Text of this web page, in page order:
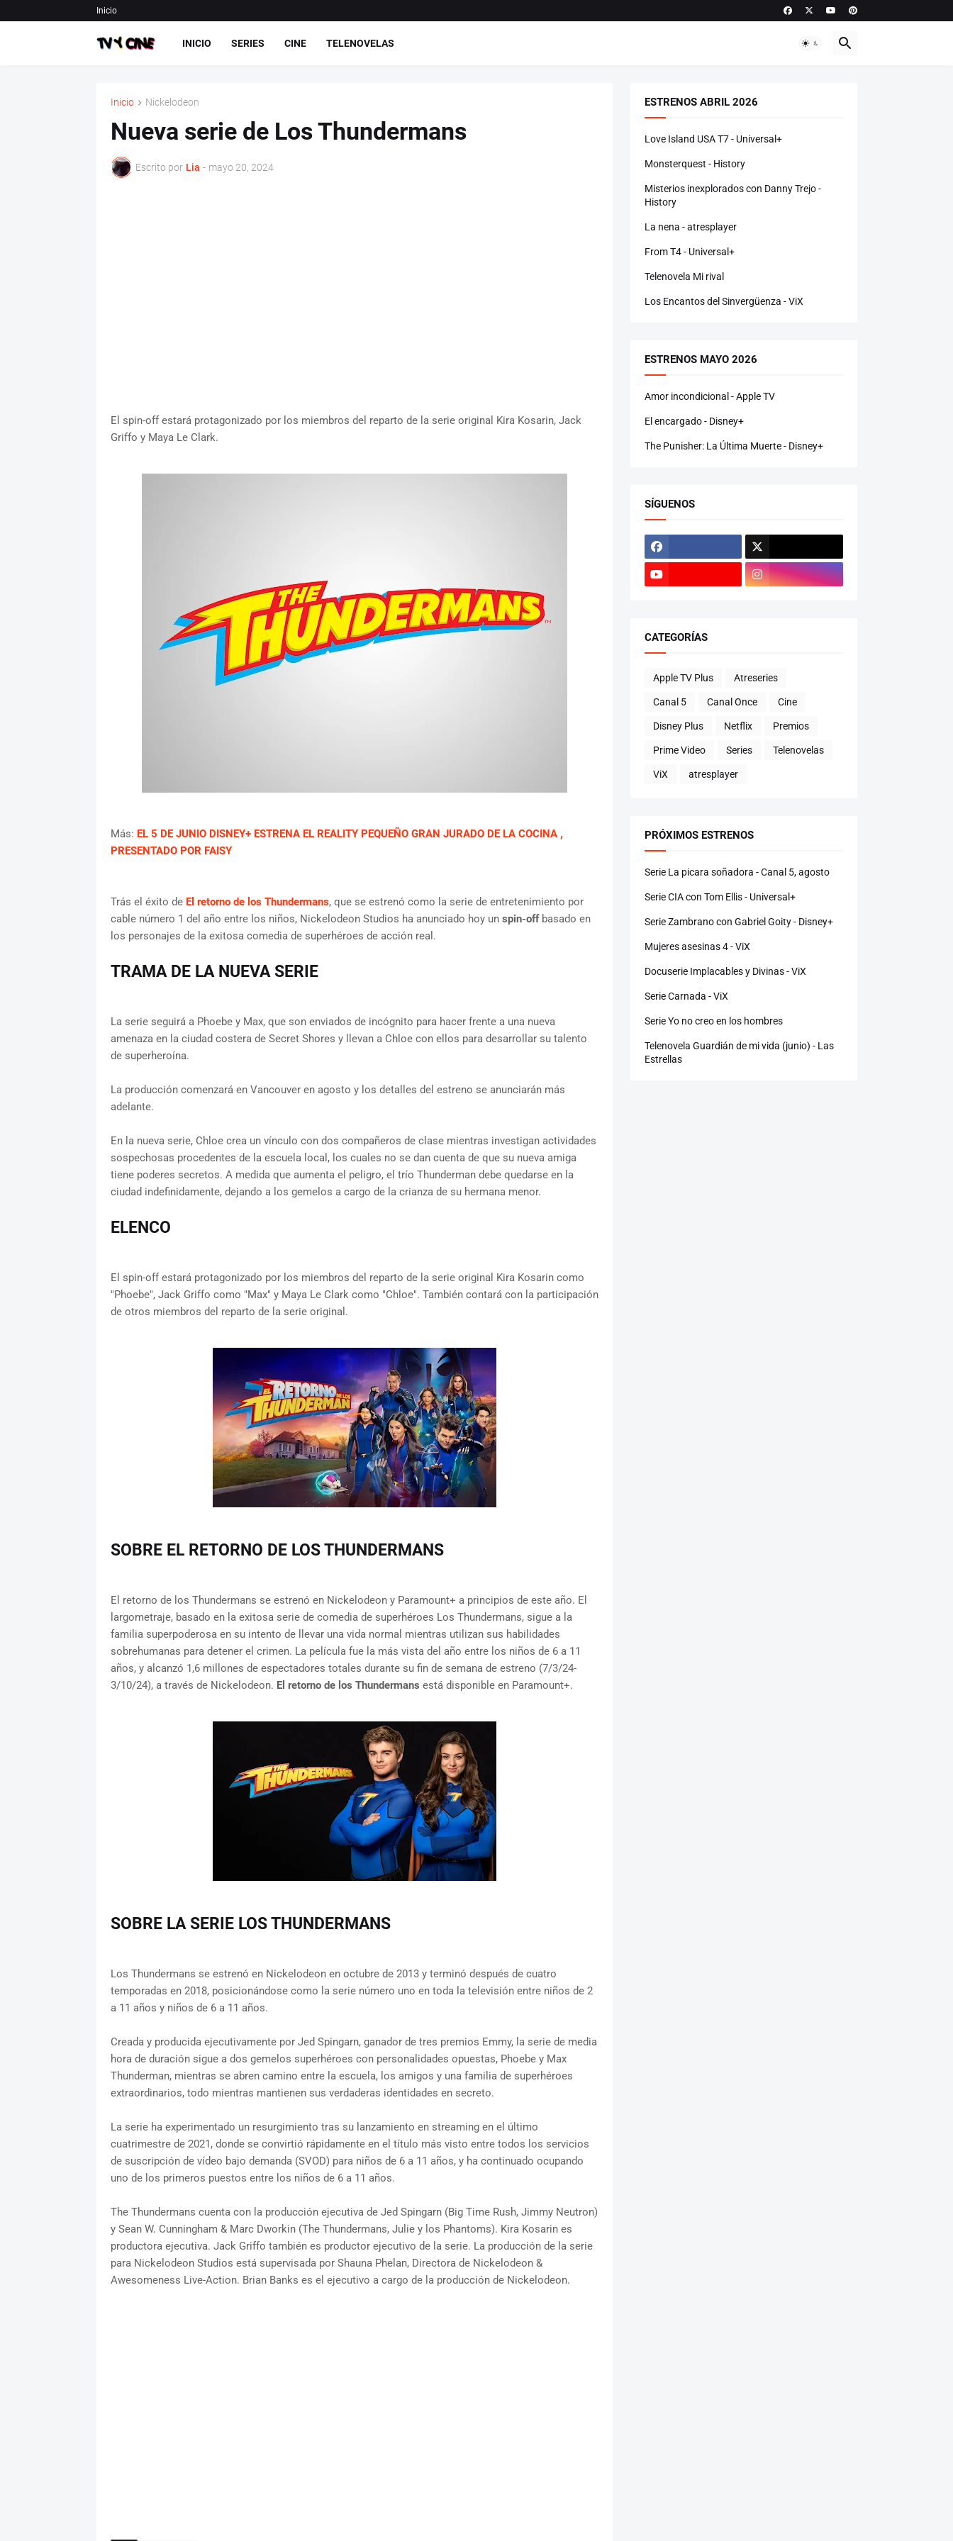
Inicio
INICIO SERIES CINE TELENOVELAS
Inicio Nickelodeon
Nueva serie de Los Thundermans
Escrito por Lia - mayo 20, 2024
El spin-off estará protagonizado por los miembros del reparto de la serie original Kira Kosarin, Jack
Griffo y Maya Le Clark.
Más: EL 5 DE JUNIO DISNEY+ ESTRENA EL REALITY PEQUEÑO GRAN JURADO DE LA COCINA ,
PRESENTADO POR FAISY
Trás el éxito de El retorno de los Thundermans, que se estrenó como la serie de entretenimiento por
cable número 1 del año entre los niños, Nickelodeon Studios ha anunciado hoy un spin-offbasado en
los personajes de la exitosa comedia de superhéroes de acción real.
TRAMA DE LA NUEVA SERIE
La serie seguirá a Phoebe y Max, que son enviados de incógnito para hacer frente a una nueva
amenaza en la ciudad costera de Secret Shores y llevan a Chloe con ellos para desarrollar su talento
de superheroína.
La producción comenzará en Vancouver en agosto y los detalles del estreno se anunciarán más
adelante.
En la nueva serie, Chloe crea un vínculo con dos compañeros de clase mientras investigan actividades
sospechosas procedentes de la escuela local, los cuales no se dan cuenta de que su nueva amiga
tiene poderes secretos. A medida que aumenta el peligro, el trío Thunderman debe quedarse en la
ciudad indefinidamente, dejando a los gemelos a cargo de la crianza de su hermana menor.
ELENCO
El spin-off estará protagonizado por los miembros del reparto de la serie original Kira Kosarin como
"Phoebe", Jack Griffo como "Max" y Maya Le Clark como "Chloe". También contará con la participación
de otros miembros del reparto de la serie original.
SOBRE EL RETORNO DE LOS THUNDERMANS
El retorno de los Thundermans se estrenó en Nickelodeon y Paramount+ a principios de este año. El
largometraje, basado en la exitosa serie de comedia de superhéroes Los Thundermans, sigue a la
familia superpoderosa en su intento de llevar una vida normal mientras utilizan sus habilidades
sobrehumanas para detener el crimen. La película fue la más vista del año entre los niños de 6 a 11
años, y alcanzó 1,6 millones de espectadores totales durante su fin de semana de estreno (7/3/24-
3/10/24), a través de Nickelodeon. El retorno de los Thundermans está disponible en Paramount+.
SOBRE LA SERIE LOS THUNDERMANS
Los Thundermans se estrenó en Nickelodeon en octubre de 2013 y terminó después de cuatro
temporadas en 2018, posicionándose como la serie número uno en toda la televisión entre niños de 2
a 11 años y niños de 6 a 11 años.
Creada y producida ejecutivamente por Jed Spingarn, ganador de tres premios Emmy, la serie de media
hora de duración sigue a dos gemelos superhéroes con personalidades opuestas, Phoebe y Max
Thunderman, mientras se abren camino entre la escuela, los amigos y una familia de superhéroes
extraordinarios, todo mientras mantienen sus verdaderas identidades en secreto.
La serie ha experimentado un resurgimiento tras su lanzamiento en streaming en el último
cuatrimestre de 2021, donde se convirtió rápidamente en el título más visto entre todos los servicios
de suscripción de vídeo bajo demanda (SVOD) para niños de 6 a 11 años, y ha continuado ocupando
uno de los primeros puestos entre los niños de 6 a 11 años.
The Thundermans cuenta con la producción ejecutiva de Jed Spingarn (Big Time Rush, Jimmy Neutron)
y Sean W. Cunningham & Marc Dworkin (The Thundermans, Julie y los Phantoms). Kira Kosarin es
productora ejecutiva. Jack Griffo también es productor ejecutivo de la serie. La producción de la serie
para Nickelodeon Studios está supervisada por Shauna Phelan, Directora de Nickelodeon &
Awesomeness Live-Action. Brian Banks es el ejecutivo a cargo de la producción de Nickelodeon.
ESTRENOS ABRIL 2026
Love Island USA T7 - Universal+
Monsterquest - History
Misterios inexplorados con Danny Trejo -
History
La nena - atresplayer
From T4 - Universal+
Telenovela Mi rival
Los Encantos del Sinvergüenza - ViX
ESTRENOS MAYO 2026
Amor incondicional - Apple TV
El encargado - Disney+
The Punisher: La Última Muerte - Disney+
SÍGUENOS
CATEGORÍAS
Apple TV Plus Atreseries
Canal 5 Canal Once Cine
Disney Plus Netflix Premios
Prime Video Series Telenovelas
ViX atresplayer
PRÓXIMOS ESTRENOS
Serie La picara soñadora - Canal 5, agosto
Serie CIA con Tom Ellis - Universal+
Serie Zambrano con Gabriel Goity - Disney+
Mujeres asesinas 4 - ViX
Docuserie Implacables y Divinas - ViX
Serie Carnada - ViX
Serie Yo no creo en los hombres
Telenovela Guardián de mi vida (junio) - Las
Estrellas